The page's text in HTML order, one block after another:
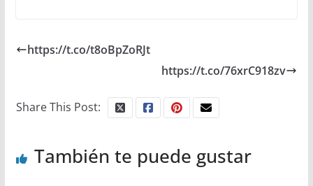
https://t.co/t8oBpZoRJt
https://t.co/76xrC918zv
Share This Post:
También te puede gustar